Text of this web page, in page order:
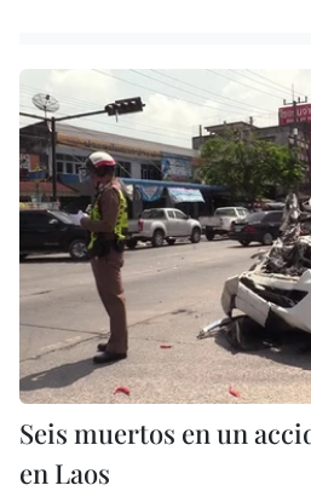
Seis muertos en un
en Laos